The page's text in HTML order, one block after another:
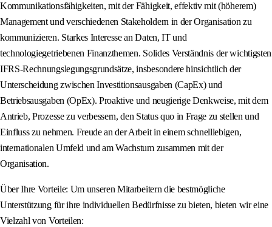
Kommunikationsfähigkeiten, mit der Fähigkeit, effektiv mit (höherem)
Management und verschiedenen Stakeholdern in der Organisation zu
kommunizieren. Starkes Interesse an Daten, IT und
technologiegetriebenen Finanzthemen. Solides Verständnis der wichtigsten
IFRS-Rechnungslegungsgrundsätze, insbesondere hinsichtlich der
Unterscheidung zwischen Investitionsausgaben (CapEx) und
Betriebsausgaben (OpEx). Proaktive und neugierige Denkweise, mit dem
Antrieb, Prozesse zu verbessern, den Status quo in Frage zu stellen und
Einfluss zu nehmen. Freude an der Arbeit in einem schnelllebigen,
internationalen Umfeld und am Wachstum zusammen mit der
Organisation.
Über Ihre Vorteile: Um unseren Mitarbeitern die bestmögliche
Unterstützung für ihre individuellen Bedürfnisse zu bieten, bieten wir eine
Vielzahl von Vorteilen: